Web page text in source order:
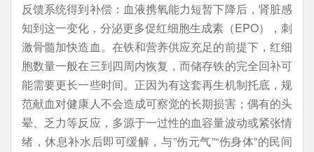
反馈系统得到补偿：血液携氧能力短暂下降后，肾脏感
知到这一变化，分泌更多促红细胞生成素（EPO），刺
激骨髓加快造血。在铁和营养供应充足的前提下，红细
胞数量一般在三到四周内恢复，而储存铁的完全回补可
能需要更长一些时间。正因为有这套再生机制托底，规
范献血对健康人不会造成可察觉的长期损害；偶有的头
晕、乏力等反应，多源于一过性的血容量波动或紧张情
绪，休息补水后即可缓解，与”伤元气”“伤身体”的民间